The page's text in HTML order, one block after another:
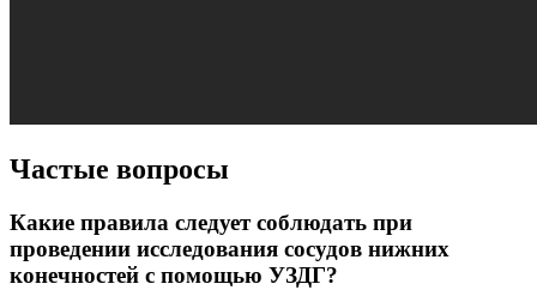
Частые вопросы
Какие правила следует соблюдать при
проведении исследования сосудов нижних
конечностей с помощью УЗДГ?